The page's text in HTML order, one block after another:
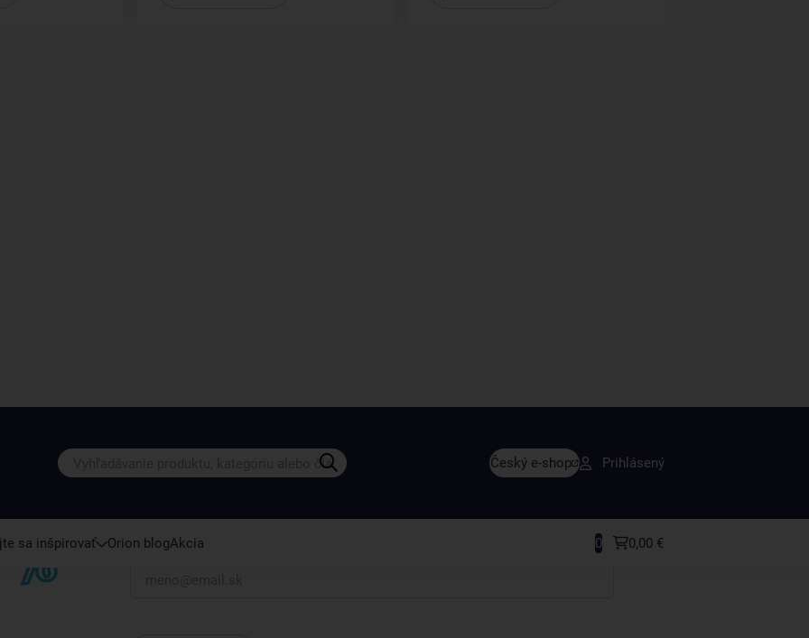
Český e-shop Prihlásený
sa inšpirovať Orion blogAkcia 0 0,00 €
Prihláste sa k odberu nášho newslettera.
Váš e-mail